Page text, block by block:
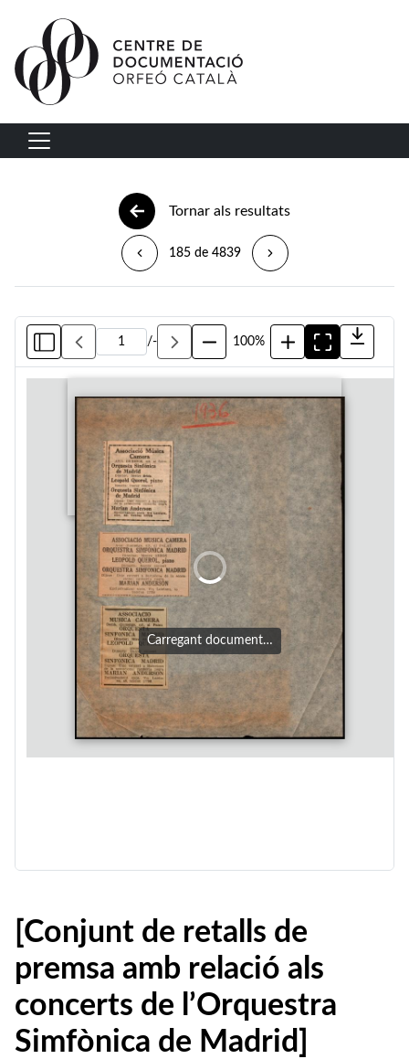
Vés al contingut
Navegació principal
Tornar als resultats
185 de 4839
/- 100%
Carregant document…
[Conjunt de retalls de
premsa amb relació als
concerts de l’Orquestra
Simfònica de Madrid]